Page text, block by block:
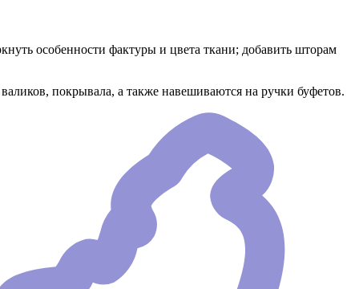
особенности фактуры и цвета ткани; добавить шторам
покрывала, а также навешиваются на ручки буфетов.